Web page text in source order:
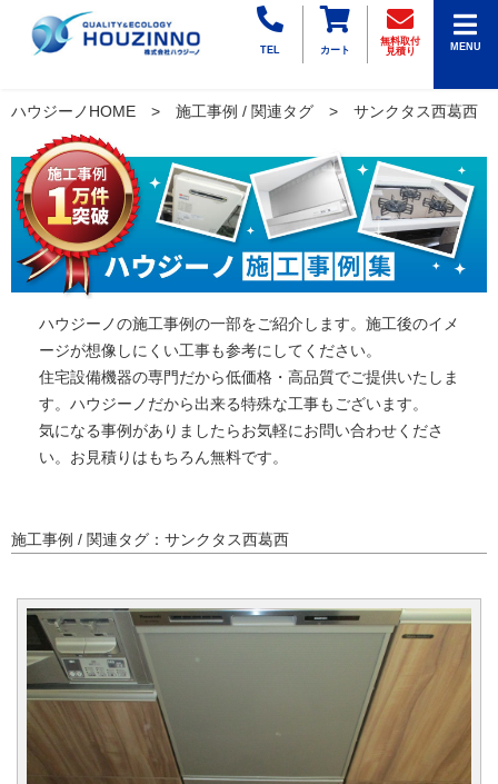
TEL カート
無料取付
見積り
MENU
ハウジーノHOME 施工事例 / 関連タグ サンクタス西葛西
ハウジーノの施工事例の一部をご紹介します。施工後のイメ
ージが想像しにくい工事も参考にしてください。
住宅設備機器の専門だから低価格・高品質でご提供いたしま
す。ハウジーノだから出来る特殊な工事もございます。
気になる事例がありましたらお気軽にお問い合わせくださ
い。お見積りはもちろん無料です。
施工事例 / 関連タグ：サンクタス西葛西